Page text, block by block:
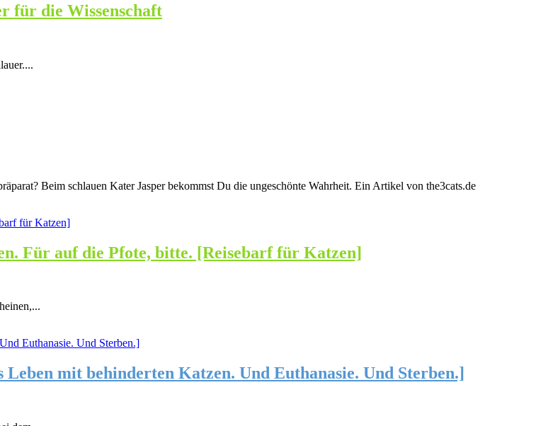
für die Wissenschaft
Beim schlauen Kater Jasper bekommst Du die ungeschönte Wahrheit. Ein Artikel von the3cats.de
Für auf die Pfote, bitte. [Reisebarf für Katzen]
mit behinderten Katzen. Und Euthanasie. Und Sterben.]